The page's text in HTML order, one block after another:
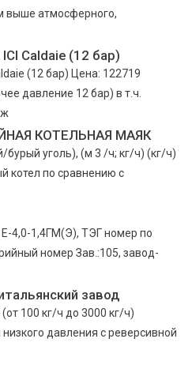
выше атмосферного,
Caldaie (12 бар)
(12 бар) Цена: 122719
давление 12 бар) в т.ч.
КОТЕЛЬНАЯ МАЯК
уголь), (м 3 /ч; кг/ч) (кг/ч)
котел по сравнению с
4,0-1,4ГМ(Э), ТЭГ номер по
номер Зав.:105, завод-
завод
100 кг/ч до 3000 кг/ч)
давления с реверсивной